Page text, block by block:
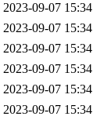
2023-09-07 15:34
2023-09-07 15:34
2023-09-07 15:34
2023-09-07 15:34
2023-09-07 15:34
2023-09-07 15:34